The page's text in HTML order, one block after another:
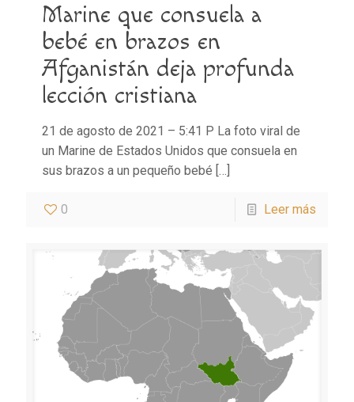
Marine que consuela a
bebé en brazos en
Afganistán deja profunda
lección cristiana
21 de agosto de 2021 – 5:41 P La foto viral de
un Marine de Estados Unidos que consuela en
sus brazos a un pequeño bebé […]
0 Leer más